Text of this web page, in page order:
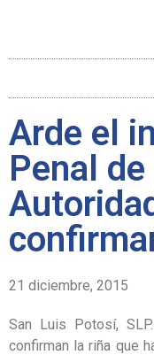
Arde el
Penal
21 diciembre, 2015
San Luis Potosí,
confirman la riña que